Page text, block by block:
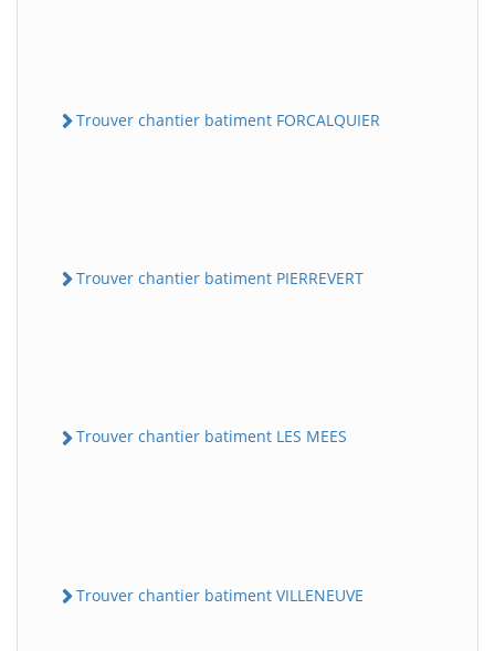
Trouver chantier batiment FORCALQUIER
Trouver chantier batiment PIERREVERT
Trouver chantier batiment LES MEES
Trouver chantier batiment VILLENEUVE